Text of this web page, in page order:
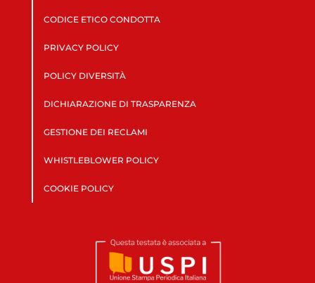
CODICE ETICO CONDOTTA
PRIVACY POLICY
POLICY DIVERSITÀ
DICHIARAZIONE DI TRASPARENZA
GESTIONE DEI RECLAMI
WHISTLEBLOWER POLICY
COOKIE POLICY